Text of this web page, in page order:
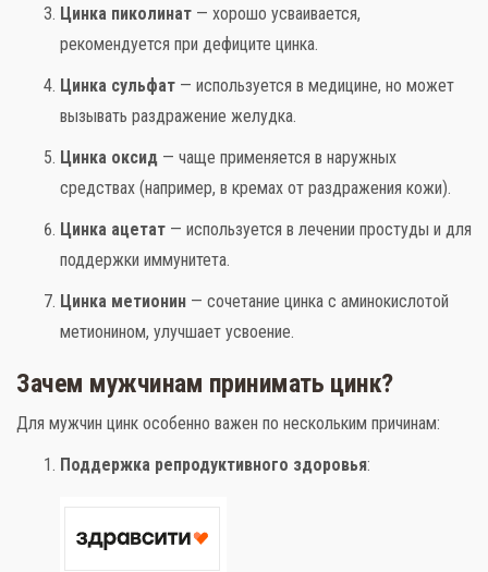
Цинка пиколинат — хорошо усваивается,
рекомендуется при дефиците цинка.
Цинка сульфат — используется в медицине, но может
вызывать раздражение желудка.
Цинка оксид — чаще применяется в наружных
средствах (например, в кремах от раздражения кожи).
Цинка ацетат — используется в лечении простуды и для
поддержки иммунитета.
Цинка метионин — сочетание цинка с аминокислотой
метионином, улучшает усвоение.
Зачем мужчинам принимать цинк?
Для мужчин цинк особенно важен по нескольким причинам:
Поддержка репродуктивного здоровья: